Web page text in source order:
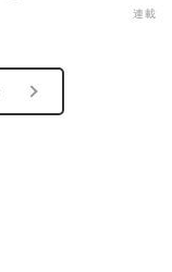
連載